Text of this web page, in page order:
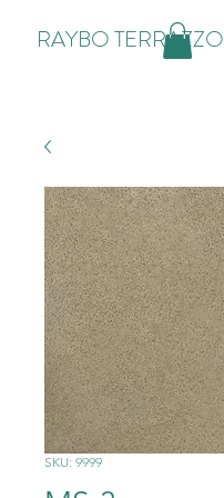
RAYBO TERRAZZO
SKU: 9999